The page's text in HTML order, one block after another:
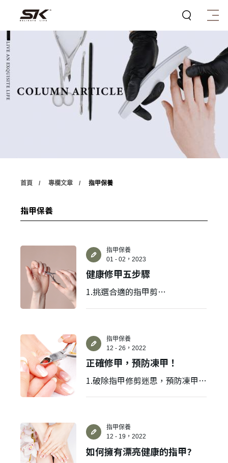
首頁 專欄文章 指甲保養
指甲保養
01 - 02，2023
健康修甲五步驟
1.挑選合適的指甲剪
2.修剪指甲前置步驟
4.邊緣稍作修剪，太銳利可修圓
5.使用完之清潔
指甲保養
12 - 26，2022
正確修甲，預防凍甲！
1.破除指甲修剪迷思，預防凍甲！
2.健康指甲的修剪，應該這樣做！
指甲保養
12 - 19，2022
如何擁有漂亮健康的指甲?